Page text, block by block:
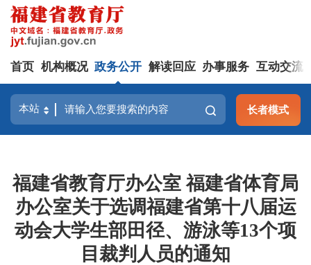
首页 机构概况 政务公开 解读回应 办事服务 互动交流
长者模式
福建省教育厅办公室 福建省体育局
办公室关于选调福建省第十八届运
动会大学生部田径、游泳等13个项
目裁判人员的通知